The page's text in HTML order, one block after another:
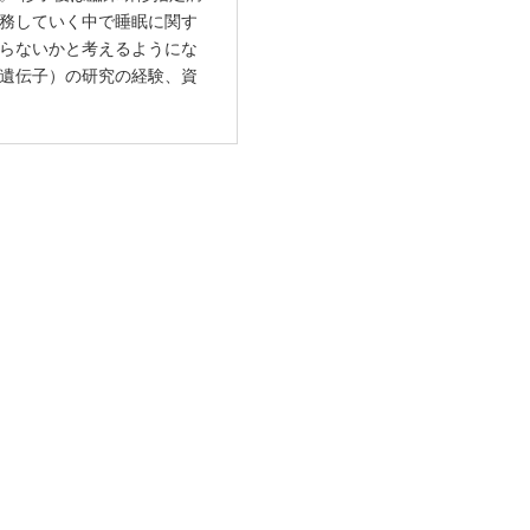
していく中で睡眠に関す
ないかと考えるようにな
伝子）の研究の経験、資